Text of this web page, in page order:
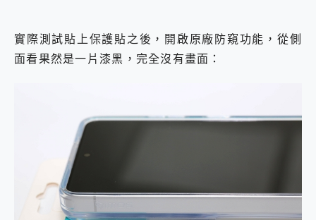
實際測試貼上保護貼之後，開啟原廠防窺功能，從側
面看果然是一片漆黑，完全沒有畫面：